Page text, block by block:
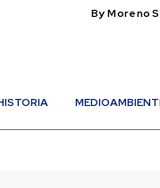
By Moreno